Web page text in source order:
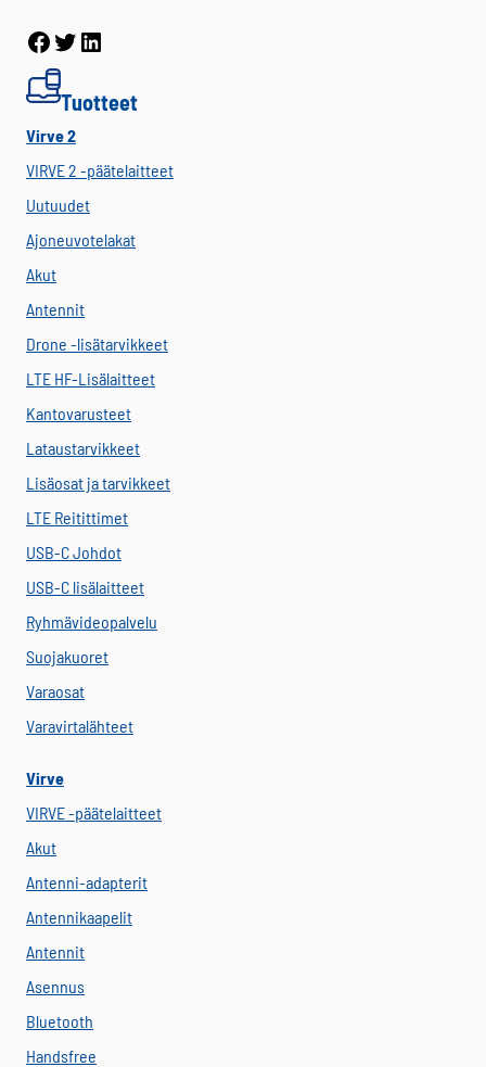
Tuotteet
Virve 2
VIRVE 2 -päätelaitteet
Uutuudet
Ajoneuvotelakat
Akut
Antennit
Drone -lisätarvikkeet
LTE HF-Lisälaitteet
Kantovarusteet
Lataustarvikkeet
Lisäosat ja tarvikkeet
LTE Reitittimet
USB-C Johdot
USB-C lisälaitteet
Ryhmävideopalvelu
Suojakuoret
Varaosat
Varavirtalähteet
Virve
VIRVE -päätelaitteet
Akut
Antenni-adapterit
Antennikaapelit
Antennit
Asennus
Bluetooth
Handsfree